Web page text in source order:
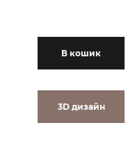
В кошик
3D дизайн